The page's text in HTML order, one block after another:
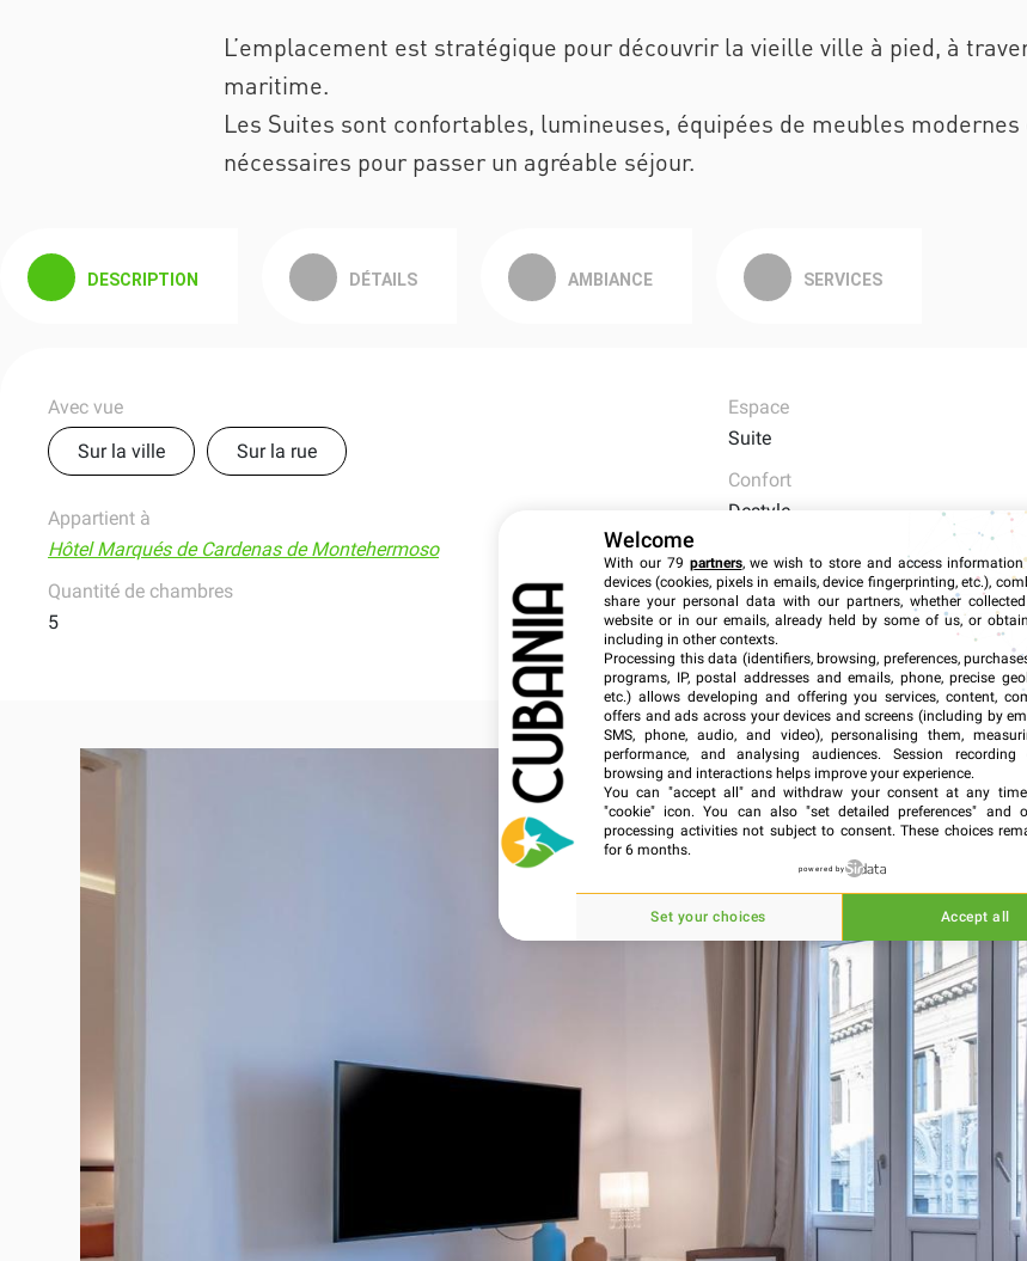
L’emplacement est stratégique pour découvrir la vieille ville à pied, à
maritime.
Les Suites sont confortables, lumineuses, équipées de meubles
nécessaires pour passer un agréable séjour.
DESCRIPTION DÉTAILS AMBIANCE SERVICES
Avec vue
Sur la ville
Sur la rue
Appartient à
Hôtel Marqués de Cardenas de Montehermoso
Quantité de chambres
5
Espace
Suite
Confort
Destyle
Superficie
51m² - 56m²
Welcome
With our 79 partners, we wish to store and access
devices (cookies, pixels in emails, device fingerprinting, etc.),
share your personal data with our partners, whether
website or in our emails, already held by some of us, or
including in other contexts.
Processing this data (identifiers, browsing, preferences,
programs, IP, postal addresses and emails, phone, precise
etc.) allows developing and offering you services, content,
offers and ads across your devices and screens (including by
SMS, phone, audio, and video), personalising them,
performance, and analysing audiences. Session
browsing and interactions helps improve your experience.
You can "accept all" and withdraw your consent at any
"cookie" icon. You can also "set detailed preferences" and
processing activities not subject to consent. These choices
for 6 months.
powered by
Set your choices Accept all